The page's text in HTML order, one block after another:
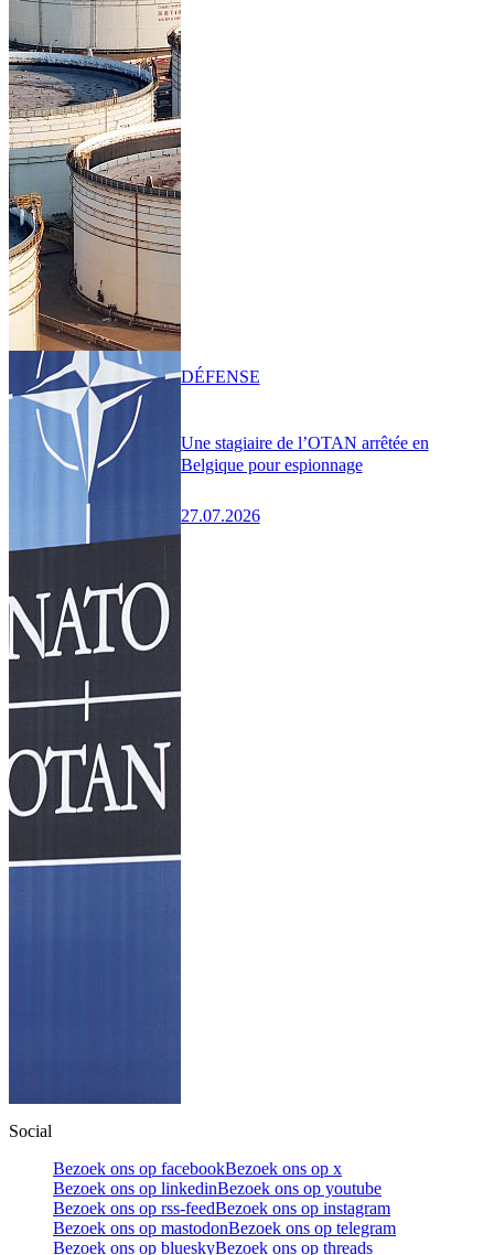
Une stagiaire de l’OTAN arrêtée en
Belgique pour espionnage
27.07.2026
DÉFENSE
Social
Bezoek ons op facebookBezoek ons op x
Bezoek ons op linkedinBezoek ons op youtube
Bezoek ons op rss-feedBezoek ons op instagram
Bezoek ons op mastodonBezoek ons op telegram
Bezoek ons op blueskyBezoek ons op threads